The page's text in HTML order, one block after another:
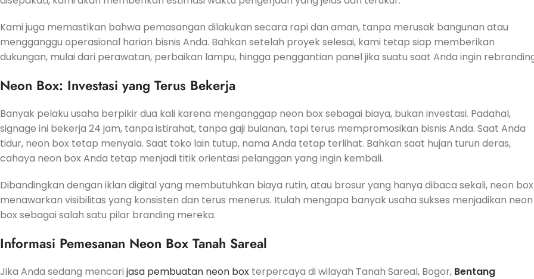
Kami juga memastikan bahwa pemasangan dilakukan secara rapi dan aman, tanpa merusak bangunan atau
mengganggu operasional harian bisnis Anda. Bahkan setelah proyek selesai, kami tetap siap memberikan
dukungan, mulai dari perawatan, perbaikan lampu, hingga penggantian panel jika suatu saat Anda ingin
Neon Box: Investasi yang Terus Bekerja
Banyak pelaku usaha berpikir dua kali karena menganggap neon box sebagai biaya, bukan investasi. Padahal,
signage ini bekerja 24 jam, tanpa istirahat, tanpa gaji bulanan, tapi terus mempromosikan bisnis Anda. Saat Anda
tidur, neon box tetap menyala. Saat toko lain tutup, nama Anda tetap terlihat. Bahkan saat hujan turun deras,
cahaya neon box Anda tetap menjadi titik orientasi pelanggan yang ingin kembali.
Dibandingkan dengan iklan digital yang membutuhkan biaya rutin, atau brosur yang hanya dibaca sekali, neon box
menawarkan visibilitas yang konsisten dan terus menerus. Itulah mengapa banyak usaha sukses menjadikan neon
box sebagai salah satu pilar branding mereka.
Informasi Pemesanan Neon Box Tanah Sareal
Jika Anda sedang mencari jasa pembuatan neon box terpercaya di wilayah Tanah Sareal, Bogor, Bentang